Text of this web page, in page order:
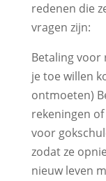
redenen die
vragen zijn:
Betaling voor
je toe willen
ontmoeten)
rekeningen
voor
zodat ze
nieuw leven